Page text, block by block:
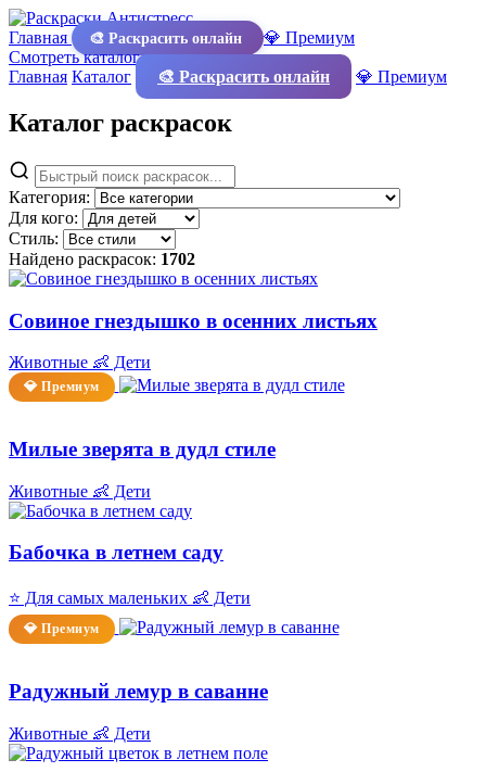
Главная 🎨 Раскрасить онлайн
💎 Премиум
Смотреть каталог
Главная Каталог 🎨 Раскрасить онлайн 💎 Премиум
Каталог раскрасок
Категория:
Для кого:
Стиль:
Найдено раскрасок: 1702
Совиное гнездышко в осенних листьях
Животные 👶 Дети
💎 Премиум
Милые зверята в дудл стиле
Животные 👶 Дети
Бабочка в летнем саду
⭐ Для самых маленьких 👶 Дети
💎 Премиум
Радужный лемур в саванне
Животные 👶 Дети